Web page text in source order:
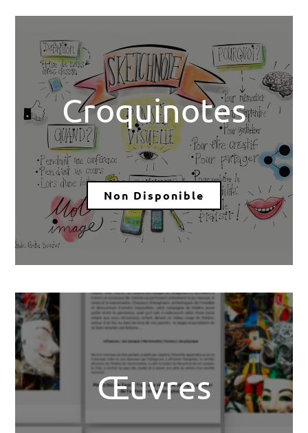
Croquinotes
Non Disponible
Œuvres